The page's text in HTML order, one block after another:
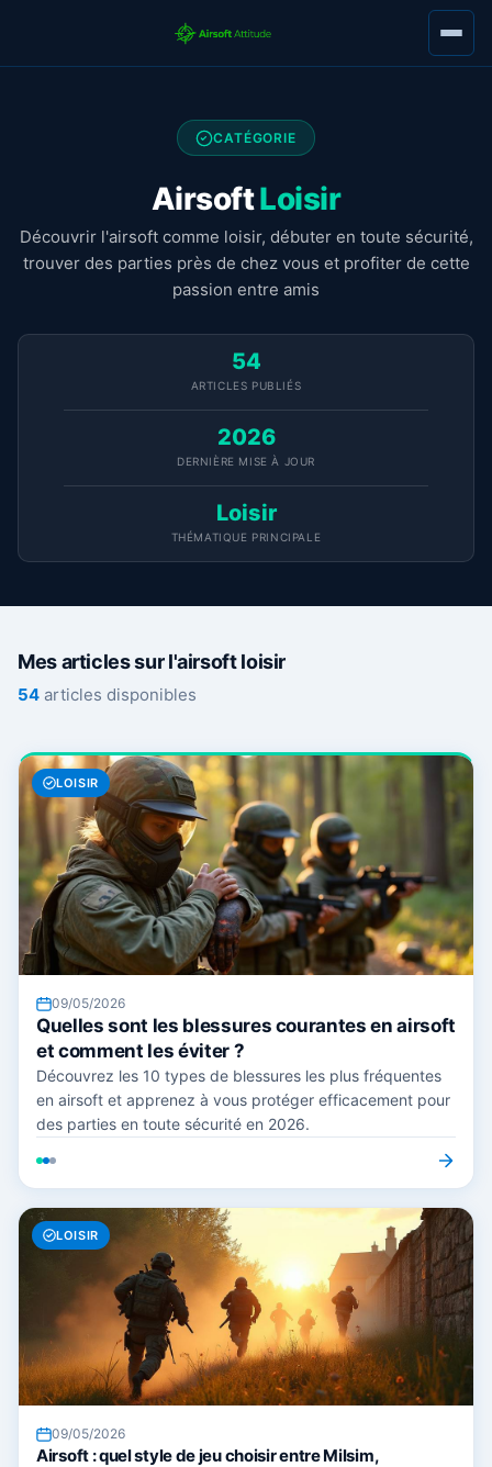
CATÉGORIE
AirsoftLoisir
Découvrir l'airsoft comme loisir, débuter en toute sécurité,
trouver des parties près de chez vous et profiter de cette
passion entre amis
54
ARTICLES PUBLIÉS
2026
DERNIÈRE MISE À JOUR
Loisir
THÉMATIQUE PRINCIPALE
Mes articles sur l'airsoft loisir
54 articles disponibles
LOISIR
09/05/2026
Quelles sont les blessures courantes en airsoft
et comment les éviter ?
Découvrez les 10 types de blessures les plus fréquentes
en airsoft et apprenez à vous protéger efficacement pour
des parties en toute sécurité en 2026.
LOISIR
09/05/2026
Airsoft : quel style de jeu choisir entre Milsim,